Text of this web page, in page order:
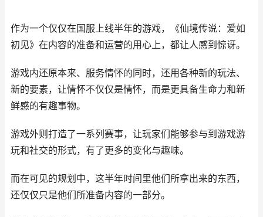
作为一个仅仅在国服上线半年的游戏，《仙境传说：爱如
初见》在内容的准备和运营的用心上，都让人感到惊讶。
游戏内还原本来、服务情怀的同时，还用各种新的玩法、
新的要素，让情怀不仅仅是情怀，而是更具备生命力和新
鲜感的有趣事物。
游戏外则打造了一系列赛事，让玩家们能够参与到游戏游
玩和社交的形式，有了更多的变化与趣味。
而在可见的规划中，这半年时间里他们所拿出来的东西，
还仅仅只是他们所准备内容的一部分。